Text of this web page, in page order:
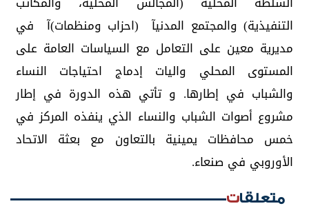
التنفيذية) والمجتمع المدنيآ (احزاب ومنظمات)آ في
مديرية معين على التعامل مع السياسات العامة على
المستوى المحلي واليات إدماج احتياجات النساء
والشباب في إطارها. و تأتي هذه الدورة في إطار
مشروع أصوات الشباب والنساء الذي ينفذه المركز في
خمس محافظات يمينية بالتعاون مع بعثة الاتحاد
الأوروبي في صنعاء.
متعلقات